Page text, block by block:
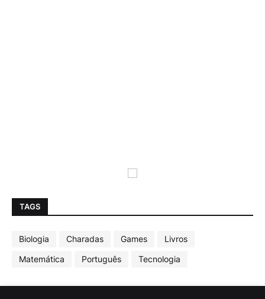
TAGS
Biologia Charadas Games
Livros
Matemática
Português Tecnologia